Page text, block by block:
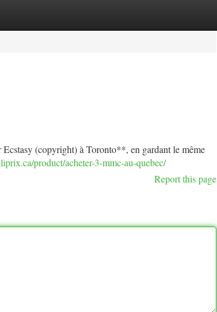
(copyright) à Toronto**, en gardant le même
product/acheter-3-mmc-au-quebec/
Report this page